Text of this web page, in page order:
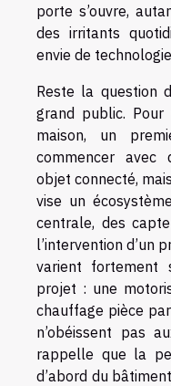
porte s’ouvre,
des irritants
envie de
Reste la question
grand public.
maison, un
commencer avec
objet connecté,
vise un
centrale, des
l’intervention d’un
varient fortement
projet : une
chauffage pièce
n’obéissent pas
rappelle que la
d’abord du